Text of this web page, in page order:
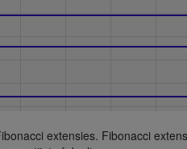
extensies. Fibonacci